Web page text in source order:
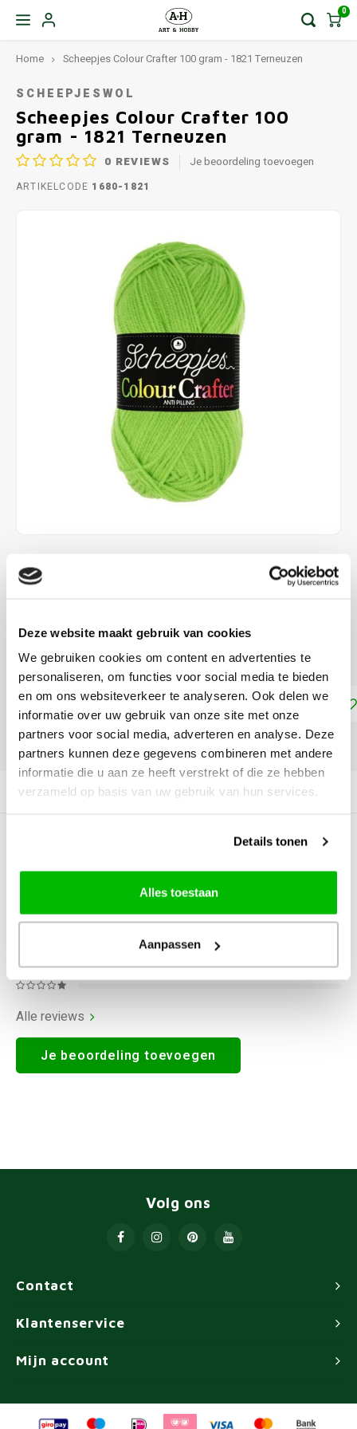
Deze website maakt gebruik van cookies
We gebruiken cookies om content en advertenties te
personaliseren, om functies voor social media te bieden
en om ons websiteverkeer te analyseren. Ook delen we
informatie over uw gebruik van onze site met onze
partners voor social media, adverteren en analyse. Deze
partners kunnen deze gegevens combineren met andere
informatie die u aan ze heeft verstrekt of die ze hebben
verzameld op basis van uw gebruik van hun services.
Details tonen
Alles toestaan
Aanpassen
0
Home Scheepjes Colour Crafter 100 gram - 1821 Terneuzen
SCHEEPJESWOL
Scheepjes Colour Crafter 100
gram - 1821 Terneuzen
0 REVIEWS Je beoordeling toevoegen
ARTIKELCODE 1680-1821
€4,25
100% Acryl brei- en haakgaren met pendikte 4 mm
meer
Toevoegen aan winkelwagen
Productomschrijving
Alle reviews
Je beoordeling toevoegen
Contact
Volg ons
Klantenservice
Mijn account